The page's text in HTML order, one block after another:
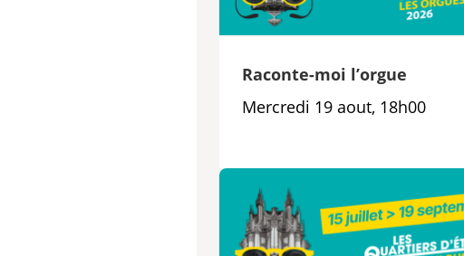
Raconte-moi l’orgue
Mercredi 19 aout, 18h00